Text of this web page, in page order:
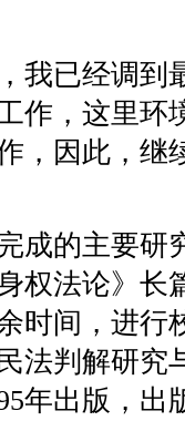
已经调到
作，这里环
，因此，继
的主要研
权法论》长
时间，进行
法判解研究
年出版，出